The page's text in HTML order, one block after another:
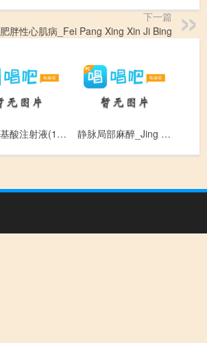
下一篇
肥胖性心肌病_Fei Pang Xing Xin Ji Bing
复方氨基酸注射液(18AA-Ⅱ)_Fu Fang An Ji Suan ZHu SHe Ye(18AA-II) 静脉局部麻醉_Jing Mai Ju Bu Ma Zui